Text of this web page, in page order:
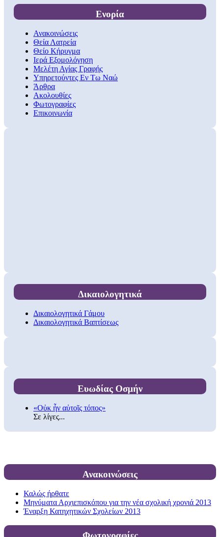
Ενορία
Ανακοινώσεις
Θεία Λατρεία
Θείο Κήρυγμα
Ιερά Εξομολόγηση
Μελέτη Αγίας Γραφής
Υπηρετούντες Εν Τω Ναώ
Άρθρα
Ακολουθίες
Φωτογραφίες
Επικοινωνία
Δικαιολογητικά
Δικαιολογητικά Γάμου
Δικαιολογητικά Βαπτίσεως
Ευωδίας Οσμήν
«Οὐκ ἦν αὐτοῖς τόπος»
Σε λίγες...
Ανακοινώσεις
Καλώς ήρθατε
Μηνύματα Αρχιεπισκόπου για την νέα σχολική χρονιά 2013
Έναρξη Κατηχητικών Σχολείων 2013